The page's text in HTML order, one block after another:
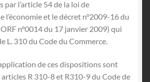
par l’article 54 de la loi de
l’économie et le décret n°2009-16 du
n°0014 du 17 janvier 2009) qui
L. 310 du Code du Commerce.
de ces dispositions sont
articles R 310-8 et R310-9 du Code de